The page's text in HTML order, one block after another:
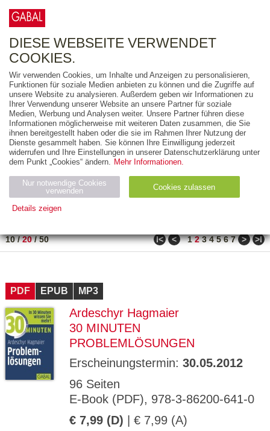
FREITEXT
AUSGABEART
AUS DER REIHE
ZUM THEMA
Neuerscheinung
Bestseller
PREIS
10/20/50 ǀ< < 1 2 3 4 5 6 7 > >ǀ
PDF EPUB MP3
Ardeschyr Hagmaier
30 MINUTEN
PROBLEMLÖSUNGEN
Erscheinungstermin: 30.05.2012
96 Seiten
E-Book (PDF), 978-3-86200-641-0
€ 7,99 (D) | € 7,99 (A)
DIESE WEBSEITE VERWENDET
COOKIES.
Wir verwenden Cookies, um Inhalte und Anzeigen zu personalisieren,
Funktionen für soziale Medien anbieten zu können und die Zugriffe auf
unsere Website zu analysieren. Außerdem geben wir Informationen zu
Ihrer Verwendung unserer Website an unsere Partner für soziale
Medien, Werbung und Analysen weiter. Unsere Partner führen diese
Informationen möglicherweise mit weiteren Daten zusammen, die Sie
ihnen bereitgestellt haben oder die sie im Rahmen Ihrer Nutzung der
Dienste gesammelt haben. Sie können Ihre Einwilligung jederzeit
widerrufen und Ihre Einstellungen in unserer Datenschutzerklärung unter
dem Punkt „Cookies“ ändern. Mehr Informationen.
Nur notwendige Cookies
verwenden
Cookies zulassen
Details zeigen
Name Zweck
Ty
ESSION
_ID
verlag.
de
Session verwendet
GV_CO
OKIES
gabal-
Speichert den Zustimmungsstatus des
Benutzers für Cookies auf der aktuellen
Domäne.